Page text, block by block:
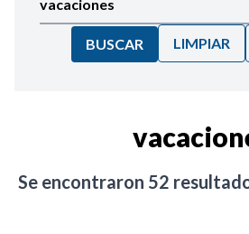
BUSCAR LIMPIAR
Se encontraron 52